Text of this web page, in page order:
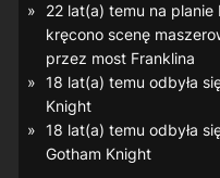
22 lat(a) temu na planie
kręcono scenę
przez most Franklina
18 lat(a) temu odbyła
Knight
18 lat(a) temu odbyła
Gotham Knight